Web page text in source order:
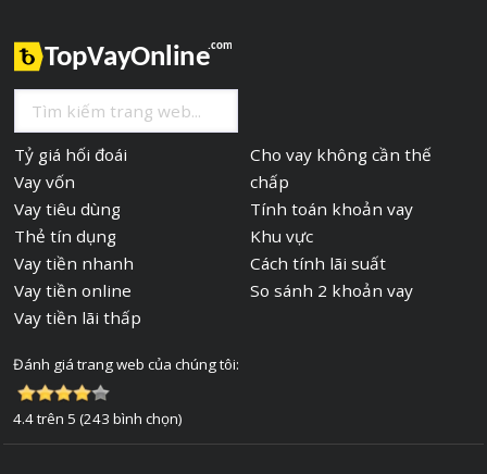
Tỷ giá hối đoái
Vay vốn
Vay tiêu dùng
Thẻ tín dụng
Vay tiền nhanh
Vay tiền online
Vay tiền lãi thấp
Cho vay không cần thế
chấp
Tính toán khoản vay
Khu vực
Cách tính lãi suất
So sánh 2 khoản vay
Đánh giá trang web của chúng tôi:
4.4 trên 5 (243 bình chọn)